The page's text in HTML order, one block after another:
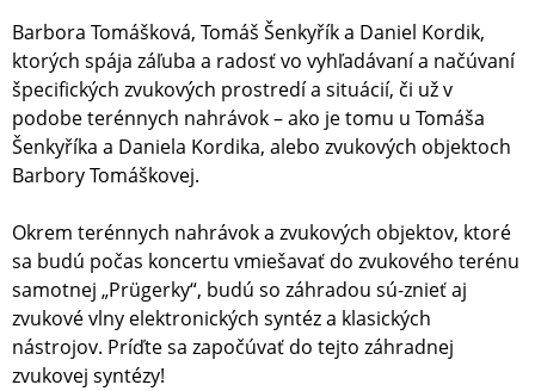
Barbora Tomášková, Tomáš Šenkyřík a Daniel Kordik,
ktorých spája záľuba a radosť vo vyhľadávaní a načúvaní
špecifických zvukových prostredí a situácií, či už v
podobe terénnych nahrávok – ako je tomu u Tomáša
Šenkyříka a Daniela Kordika, alebo zvukových objektoch
Barbory Tomáškovej.
Okrem terénnych nahrávok a zvukových objektov, ktoré
sa budú počas koncertu vmiešavať do zvukového terénu
samotnej „Prügerky“, budú so záhradou sú-znieť aj
zvukové vlny elektronických syntéz a klasických
nástrojov. Príďte sa započúvať do tejto záhradnej
zvukovej syntézy!